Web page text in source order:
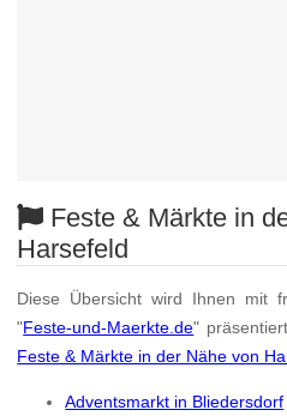
Feste & Märkte in
Harsefeld
Diese Übersicht wird Ihnen mit
"Feste-und-Maerkte.de"
Feste & Märkte in der Nähe von
Adventsmarkt in Bliedersdorf